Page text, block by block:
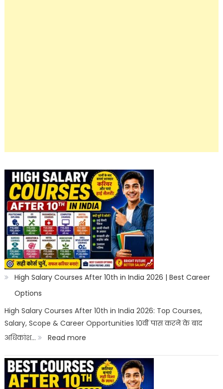
High Salary Courses After 10th in India 2026 | Best Career
Options
High Salary Courses After 10th in India 2026: Top Courses,
Salary, Scope & Career Opportunities 10वीं पास करने के बाद
अधिकांश…
Read more:
High
Salary
Courses